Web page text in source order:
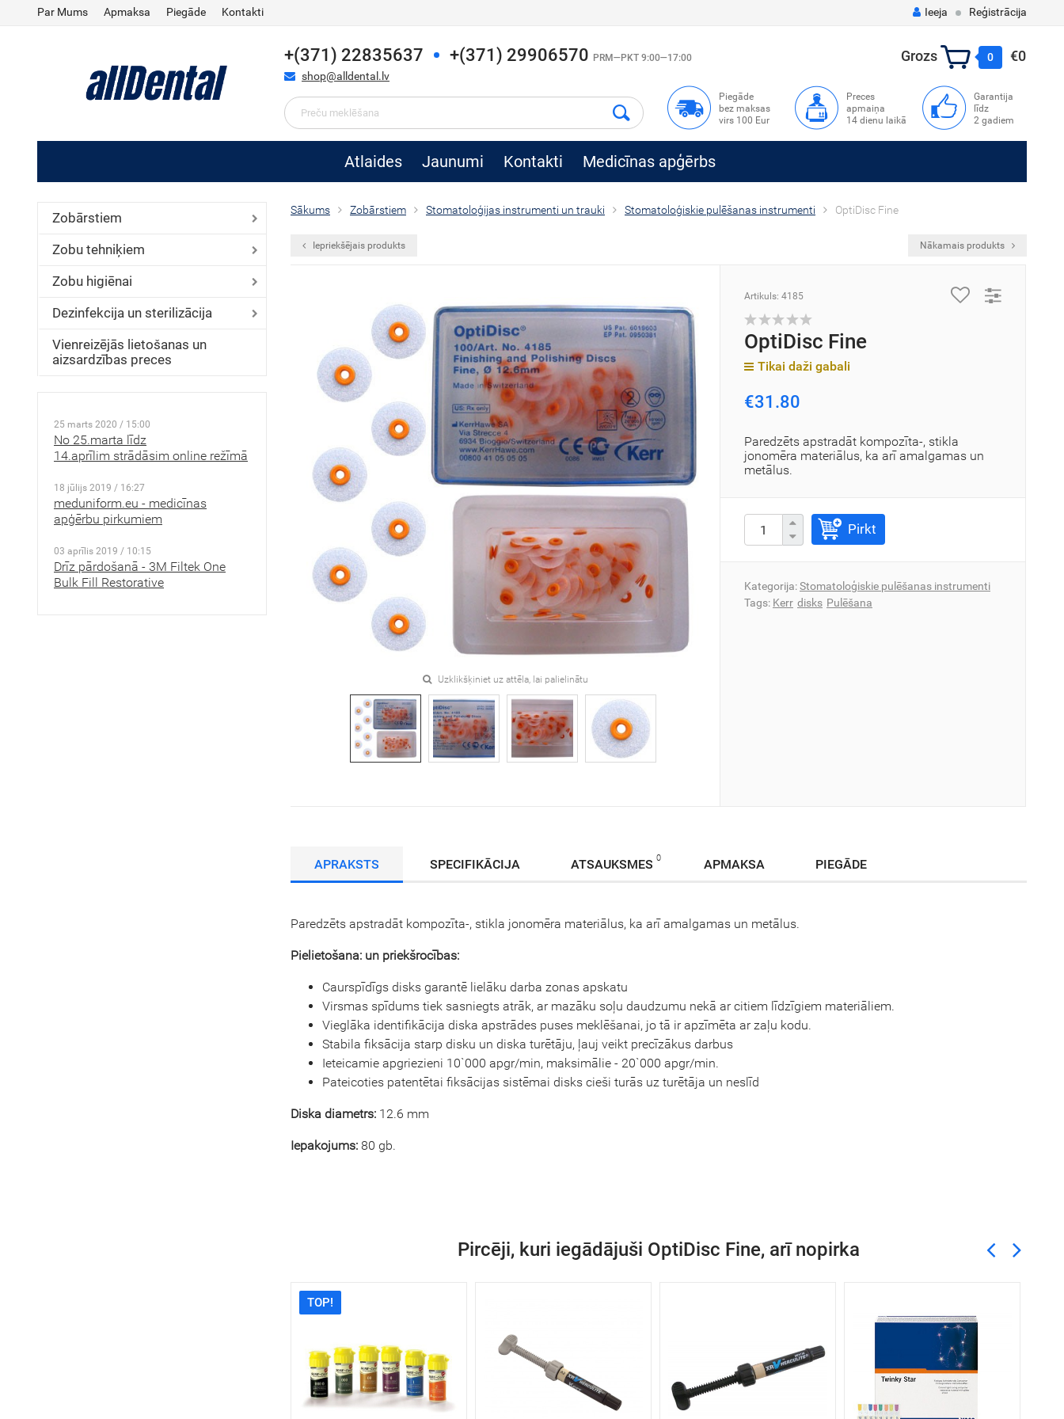
Par Mums Apmaksa Piegāde Kontakti Ieeja Reģistrācija
+(371) 22835637 +(371) 29906570 PRM—PKT 9:00—17:00
shop@alldental.lv
Grozs 0 €0
Piegāde
bez maksas
virs 100 Eur
Preces
apmaiņa
14 dienu laikā
Garantija
līdz
2 gadiem
Atlaides Jaunumi Kontakti Medicīnas apģērbs
Zobārstiem
Zobu tehniķiem
Zobu higiēnai
Dezinfekcija un sterilizācija
Vienreizējās lietošanas un
aizsardzības preces
25 marts 2020 / 15:00
No 25.marta līdz
14.aprīlim strādāsim online režīmā
18 jūlijs 2019 / 16:27
meduniform.eu - medicīnas
apģērbu pirkumiem
03 aprīlis 2019 / 10:15
Drīz pārdošanā - 3M Filtek One
Bulk Fill Restorative
Sākums Zobārstiem Stomatoloģijas instrumenti un trauki Stomatoloģiskie pulēšanas instrumenti OptiDisc Fine
Iepriekšējais produkts Nākamais produkts
Uzklikšķiniet uz attēla, lai palielinātu
Artikuls: 4185
OptiDisc Fine
Tikai daži gabali
€31.80
Paredzēts apstradāt kompozīta-, stikla
jonomēra materiālus, ka arī amalgamas un
metālus.
Pirkt
Kategorija:Stomatoloģiskie pulēšanas instrumenti
Tags: Kerr disks Pulēšana
APRAKSTS SPECIFIKĀCIJA ATSAUKSMES 0 APMAKSA PIEGĀDE
Paredzēts apstradāt kompozīta-, stikla jonomēra materiālus, ka arī amalgamas un metālus.
Pielietošana: un priekšrocības:
Caurspīdīgs disks garantē lielāku darba zonas apskatu
Virsmas spīdums tiek sasniegts atrāk, ar mazāku soļu daudzumu nekā ar citiem līdzīgiem materiāliem.
Vieglāka identifikācija diska apstrādes puses meklēšanai, jo tā ir apzīmēta ar zaļu kodu.
Stabila fiksācija starp disku un diska turētāju, ļauj veikt precīzākus darbus
Ieteicamie apgriezieni 10`000 apgr/min, maksimālie - 20`000 apgr/min.
Pateicoties patentētai fiksācijas sistēmai disks cieši turās uz turētāja un neslīd
Diska diametrs: 12.6 mm
Iepakojums: 80 gb.
Pircēji, kuri iegādājuši OptiDisc Fine, arī nopirka
TOP!